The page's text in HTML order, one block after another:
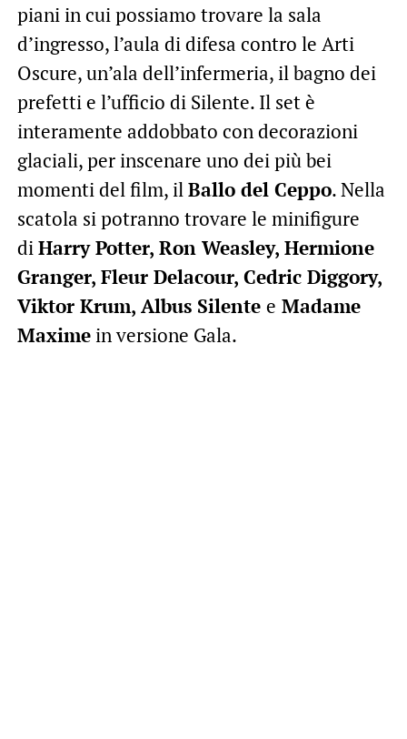
piani in cui possiamo trovare la sala
d’ingresso, l’aula di difesa contro le Arti
Oscure, un’ala dell’infermeria, il bagno dei
prefetti e l’ufficio di Silente. Il set è
interamente addobbato con decorazioni
glaciali, per inscenare uno dei più bei
momenti del film, ilBallo del Ceppo. Nella
scatola si potranno trovare le minifigure
diHarry Potter, Ron Weasley, Hermione
Granger, Fleur Delacour, Cedric Diggory,
Viktor Krum, Albus Silente e Madame
Maximein versione Gala.